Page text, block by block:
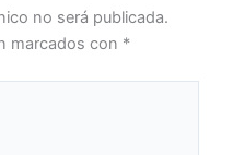
no será publicada.
marcados con *